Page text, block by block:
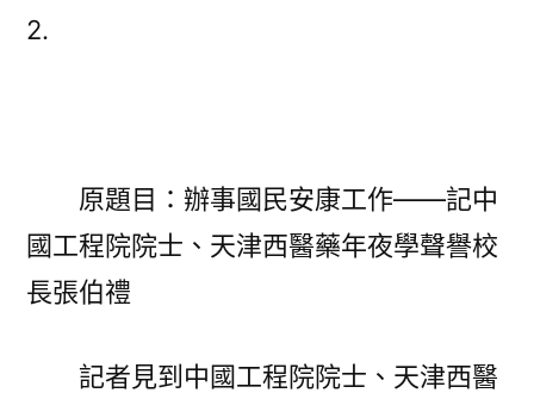
住
作
2.
原題目：辦事國民安康工作——記中
國工程院院士、天津西醫藥年夜學聲譽校
長張伯禮
記者見到中國工程院院士、天津西醫